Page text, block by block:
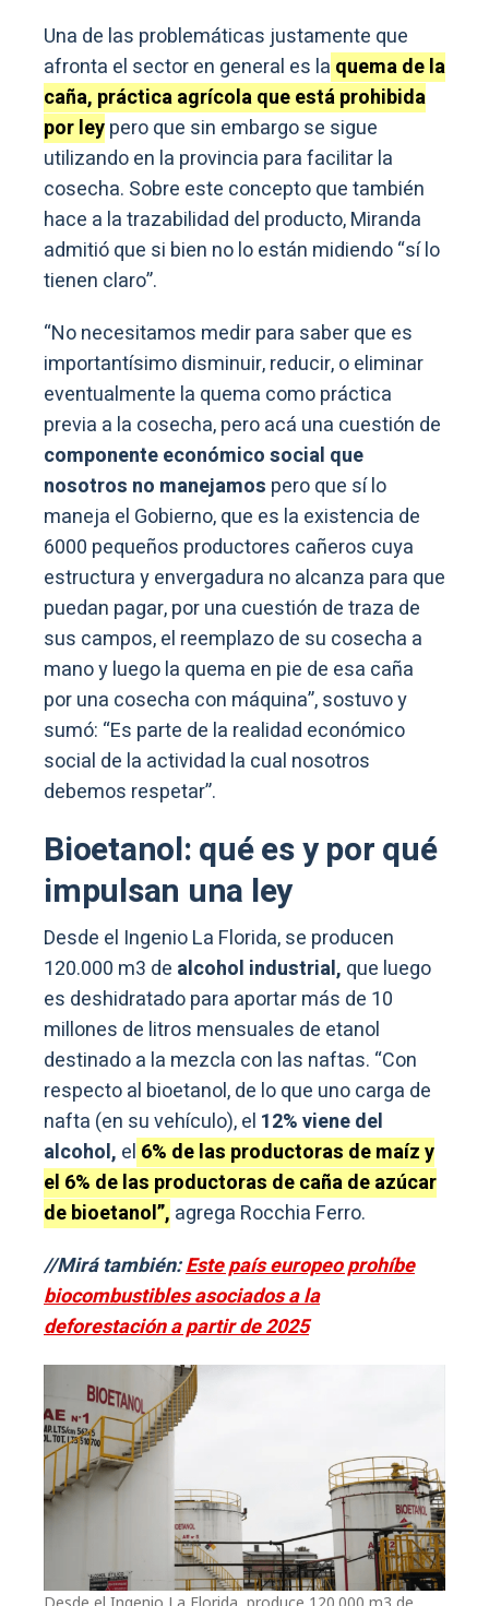
Una de las problemáticas justamente que
afronta el sector en general es la quema de la
caña, práctica agrícola que está prohibida
por leypero que sin embargo se sigue
utilizando en la provincia para facilitar la
cosecha. Sobre este concepto que también
hace a la trazabilidad del producto, Miranda
admitió que si bien no lo están midiendo “sí lo
tienen claro”.
“No necesitamos medir para saber que es
importantísimo disminuir, reducir, o eliminar
eventualmente la quema como práctica
previa a la cosecha, pero acá una cuestión de
componente económico social que
nosotros no manejamos pero que sí lo
maneja el Gobierno, que es la existencia de
6000 pequeños productores cañeros cuya
estructura y envergadura no alcanza para que
puedan pagar, por una cuestión de traza de
sus campos, el reemplazo de su cosecha a
mano y luego la quema en pie de esa caña
por una cosecha con máquina”, sostuvo y
sumó: “Es parte de la realidad económico
social de la actividad la cual nosotros
debemos respetar”.
Bioetanol: qué es y por qué
impulsan una ley
Desde el Ingenio La Florida, se producen
120.000 m3 de alcohol industrial, que luego
es deshidratado para aportar más de 10
millones de litros mensuales de etanol
destinado a la mezcla con las naftas. “Con
respecto al bioetanol, de lo que uno carga de
nafta (en su vehículo), el 12% viene del
alcohol, el 6% de las productoras de maíz y
el 6% de las productoras de caña de azúcar
de bioetanol”, agrega Rocchia Ferro.
//Mirá también:Este país europeo prohíbe
biocombustibles asociados a la
deforestación a partir de 2025